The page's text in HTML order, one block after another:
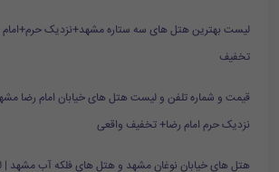
تخفیف
نزدیک حرم امام رضا+ تخفیف واقعی
هتل های خیابان نوغان مشهد و هتل های فلکه آب مشهد |